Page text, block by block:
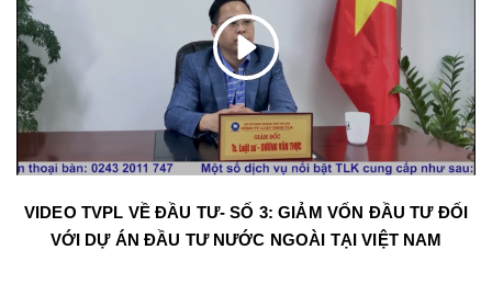
VIDEO TVPL VỀ ĐẦU TƯ- SỐ 3: GIẢM VỐN ĐẦU TƯ ĐỐI
VỚI DỰ ÁN ĐẦU TƯ NƯỚC NGOÀI TẠI VIỆT NAM